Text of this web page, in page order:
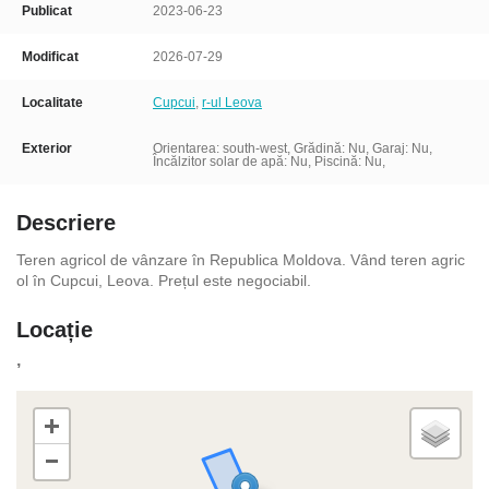
Publicat 2023-06-23
Modificat 2026-07-29
Localitate Cupcui, r-ul Leova
Exterior
Orientarea: south-west, Grădină: Nu, Garaj: Nu,
Încălzitor solar de apă: Nu, Piscină: Nu,
Descriere
Teren agricol de vânzare în Republica Moldova. Vând teren agric
ol în Cupcui, Leova. Prețul este negociabil.
Locație
,
+
−